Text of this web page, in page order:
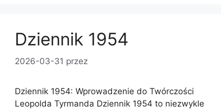
Dziennik 1954
2026-03-31 przez
Dziennik 1954: Wprowadzenie do Twórczości
Leopolda Tyrmanda Dziennik 1954 to niezwykle